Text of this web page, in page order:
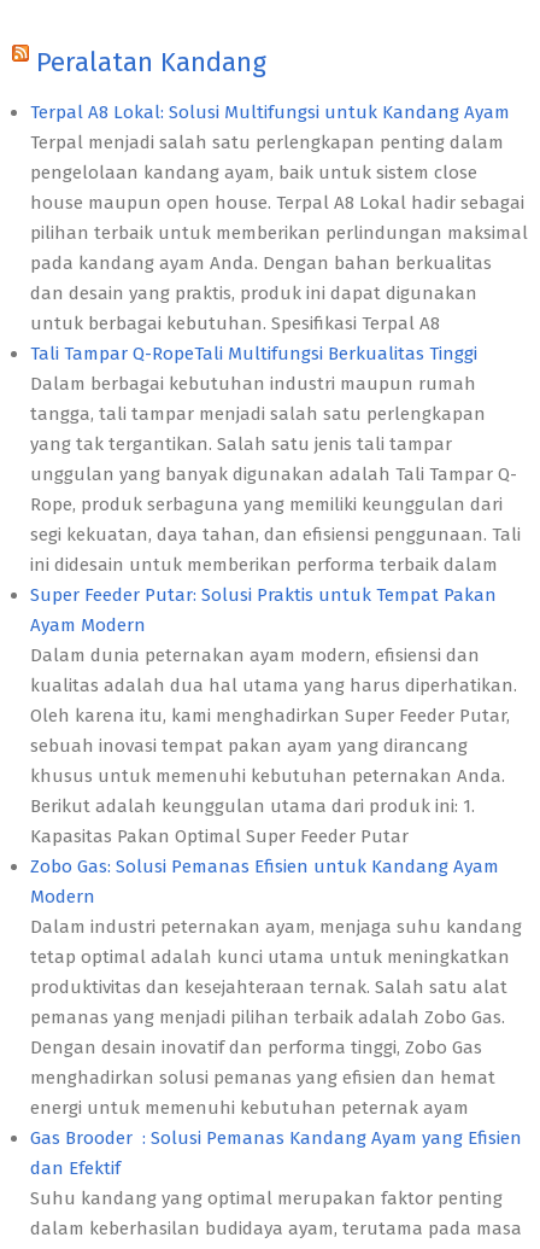
Peralatan Kandang
Terpal A8 Lokal: Solusi Multifungsi untuk Kandang Ayam
Terpal menjadi salah satu perlengkapan penting dalam
pengelolaan kandang ayam, baik untuk sistem close
house maupun open house. Terpal A8 Lokal hadir sebagai
pilihan terbaik untuk memberikan perlindungan maksimal
pada kandang ayam Anda. Dengan bahan berkualitas
dan desain yang praktis, produk ini dapat digunakan
untuk berbagai kebutuhan. Spesifikasi Terpal A8
Tali Tampar Q-RopeTali Multifungsi Berkualitas Tinggi
Dalam berbagai kebutuhan industri maupun rumah
tangga, tali tampar menjadi salah satu perlengkapan
yang tak tergantikan. Salah satu jenis tali tampar
unggulan yang banyak digunakan adalah Tali Tampar Q-
Rope, produk serbaguna yang memiliki keunggulan dari
segi kekuatan, daya tahan, dan efisiensi penggunaan. Tali
ini didesain untuk memberikan performa terbaik dalam
Super Feeder Putar: Solusi Praktis untuk Tempat Pakan
Ayam Modern
Dalam dunia peternakan ayam modern, efisiensi dan
kualitas adalah dua hal utama yang harus diperhatikan.
Oleh karena itu, kami menghadirkan Super Feeder Putar,
sebuah inovasi tempat pakan ayam yang dirancang
khusus untuk memenuhi kebutuhan peternakan Anda.
Berikut adalah keunggulan utama dari produk ini: 1.
Kapasitas Pakan Optimal Super Feeder Putar
Zobo Gas: Solusi Pemanas Efisien untuk Kandang Ayam
Modern
Dalam industri peternakan ayam, menjaga suhu kandang
tetap optimal adalah kunci utama untuk meningkatkan
produktivitas dan kesejahteraan ternak. Salah satu alat
pemanas yang menjadi pilihan terbaik adalah Zobo Gas.
Dengan desain inovatif dan performa tinggi, Zobo Gas
menghadirkan solusi pemanas yang efisien dan hemat
energi untuk memenuhi kebutuhan peternak ayam
Gas Brooder : Solusi Pemanas Kandang Ayam yang Efisien
dan Efektif
Suhu kandang yang optimal merupakan faktor penting
dalam keberhasilan budidaya ayam, terutama pada masa